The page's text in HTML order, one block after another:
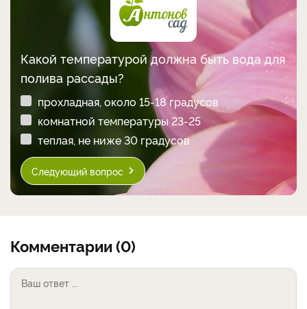
Какой температурой должна быть вода для
полива рассады?
прохладная, около 15-18 градусов
комнатной температуры 23-25
теплая, не ниже 30 градусов
Следующий вопрос
Комментарии (0)